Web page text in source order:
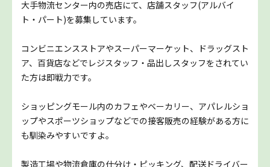
大手物流センター内の売店にて、店舗スタッフ(アルバイ
ト・パート)を募集しています。
コンビニエンスストアやスーパーマーケット、ドラッグスト
ア、百貨店などでレジスタッフ・品出しスタッフをされてい
た方は即戦力です。
ショッピングモール内のカフェやベーカリー、アパレルショ
ップやスポーツショップなどでの接客販売の経験がある方に
も馴染みやすいですよ。
製造工場や物流倉庫の仕分け・ピッキング、配送ドライバー